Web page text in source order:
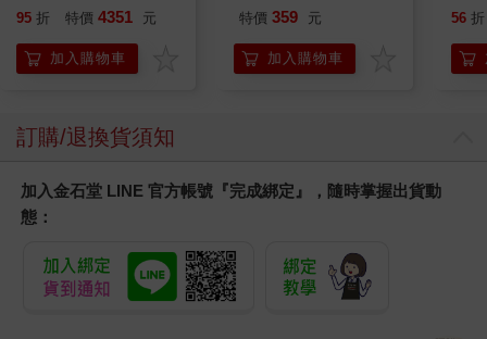
粉 全新進化玩美上市
95 折 特價 4351 元
加入購物車
IM00B11PK
特價 359 元
加入購物車
平
56 折
訂購/退換貨須知
加入金石堂 LINE 官方帳號『完成綁定』，隨時掌握出貨動
態：